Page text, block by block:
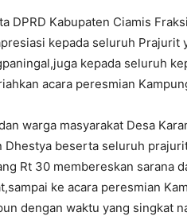
DPRD Kabupaten Ciamis
kepada seluruh Prajurit
kepada seluruh
acara peresmian
warga masyarakat Desa
Dhestya beserta seluruh
Rt 30 membereskan sarana
ke acara peresmian
dengan waktu yang singkat